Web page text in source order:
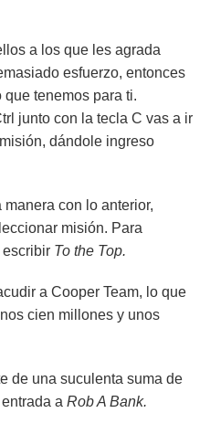
a los que les agrada
esfuerzo, entonces
tenemos para ti.
junto con la tecla C vas a ir
dándole ingreso
con lo anterior,
misión. Para
To the Top.
a Cooper Team, lo que
cien millones y unos
de una suculenta suma de
a Rob A Bank.